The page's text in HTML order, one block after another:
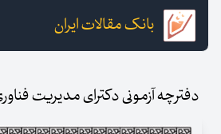
بانک مقالات ایران
دفترچه آزمونی دکترای مدیریت